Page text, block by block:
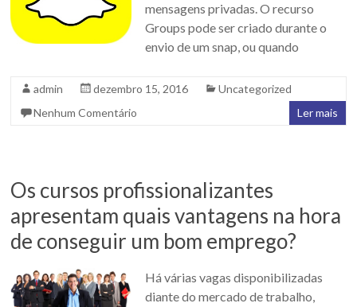
mensagens privadas. O recurso
Groups pode ser criado durante o
envio de um snap, ou quando
admin dezembro 15, 2016
Uncategorized
Nenhum Comentário
Ler mais
Os cursos profissionalizantes
apresentam quais vantagens na hora
de conseguir um bom emprego?
Há várias vagas disponibilizadas
diante do mercado de trabalho,